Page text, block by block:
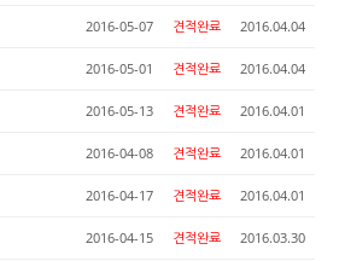
2016-05-07 견적완료 2016.04.04
2016-05-01 견적완료 2016.04.04
2016-05-13 견적완료 2016.04.01
2016-04-08 견적완료 2016.04.01
2016-04-17 견적완료 2016.04.01
2016-04-15 견적완료 2016.03.30